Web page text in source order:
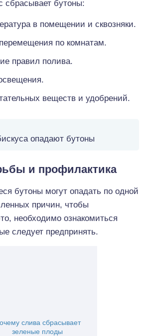
сбрасывает бутоны:
в помещении и сквозняки.
по комнатам.
правил полива.
веществ и удобрений.
опадают бутоны
и профилактика
бутоны могут опадать по одной
причин, чтобы
необходимо ознакомиться
следует предпринять.
слива сбрасывает
зеленые плоды